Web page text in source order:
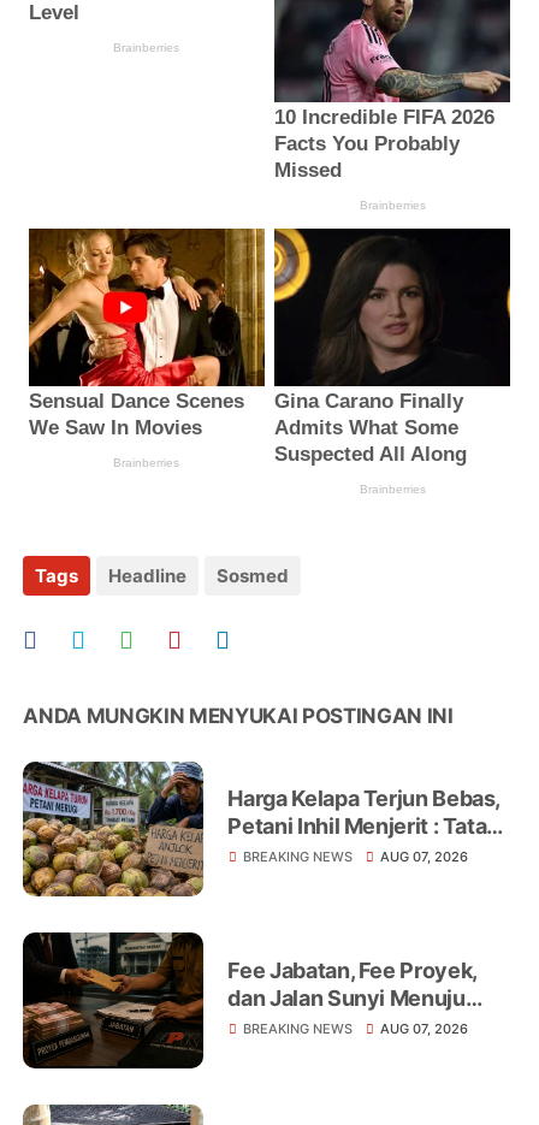
Tags Headline Sosmed
ANDA MUNGKIN MENYUKAI POSTINGAN INI
Harga Kelapa Terjun Bebas,
Petani Inhil Menjerit : Tata
Niaga, Monopoli hingga
BREAKING NEWS AUG 07, 2026
Fee Jabatan, Fee Proyek,
dan Jalan Sunyi Menuju
Operasi Tangkap Tangan
BREAKING NEWS AUG 07, 2026